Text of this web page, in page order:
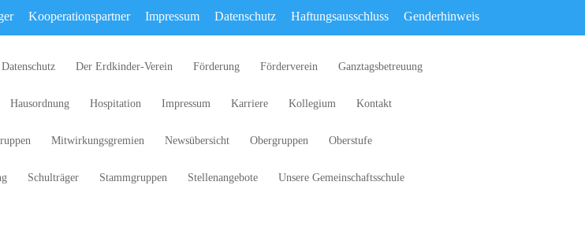
Kooperationspartner Impressum Datenschutz Haftungsausschluss Genderhinweis
Datenschutz Der Erdkinder-Verein Förderung Förderverein Ganztagsbetreuung
Hausordnung Hospitation Impressum Karriere Kollegium Kontakt
Mitwirkungsgremien Newsübersicht Obergruppen Oberstufe
Schulträger Stammgruppen Stellenangebote Unsere Gemeinschaftsschule